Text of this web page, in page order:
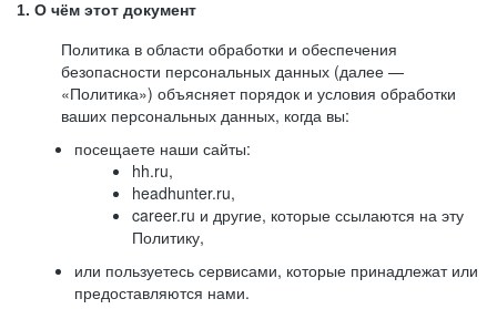
1. О чём этот документ
Политика в области обработки и обеспечения
безопасности персональных данных (далее —
«Политика») объясняет порядок и условия обработки
ваших персональных данных, когда вы:
посещаете наши сайты:
hh.ru,
headhunter.ru,
career.ru и другие, которые ссылаются на эту
Политику,
или пользуетесь сервисами, которые принадлежат или
предоставляются нами.